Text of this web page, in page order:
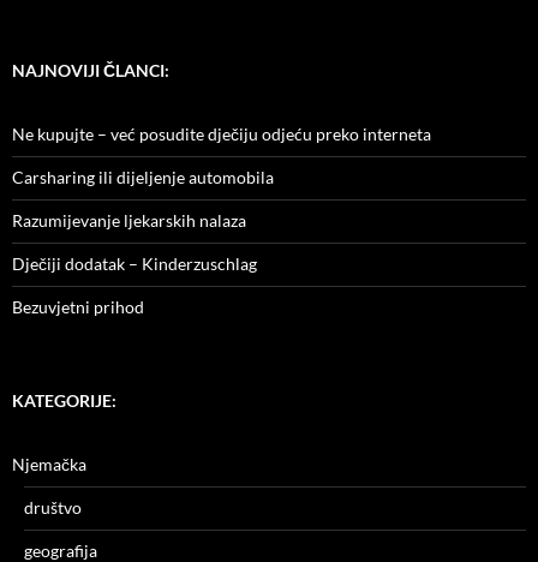
NAJNOVIJI ČLANCI:
Ne kupujte – već posudite dječiju odjeću preko interneta
Carsharing ili dijeljenje automobila
Razumijevanje ljekarskih nalaza
Dječiji dodatak – Kinderzuschlag
Bezuvjetni prihod
KATEGORIJE:
Njemačka
društvo
geografija